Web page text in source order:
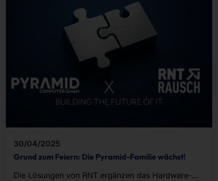
30/04/2025
Grund zum Feiern: Die Pyramid-Familie wächst!
Die Lösungen von RNT ergänzen das Hardware-